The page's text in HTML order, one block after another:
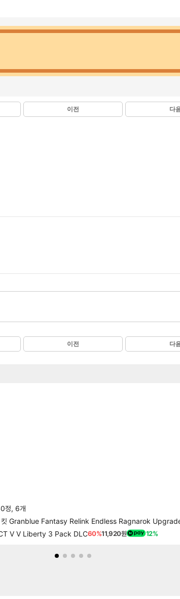
이전 다
이전 다
정, 6개
드 킷 Granblue Fantasy Relink Endless Ragnarok
V V Liberty 3 Pack DLC60%11,920원 12%